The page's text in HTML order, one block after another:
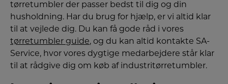
tørretumbler der passer bedst til dig og din
husholdning. Har du brug for hjælp, er vi altid klar
til at vejlede dig. Du kan få gode råd i vores
tørretumbler guide, og du kan altid kontakte SA-
Service, hvor vores dygtige medarbejdere står klar
til at rådgive dig om køb af industritørretumbler.